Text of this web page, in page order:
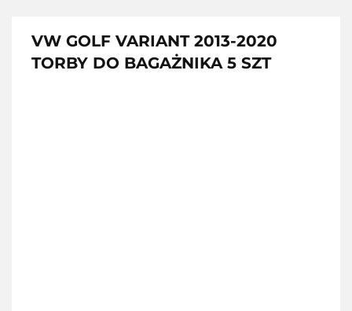
VW GOLF VARIANT 2013-2020
TORBY DO BAGAŻNIKA 5 SZT